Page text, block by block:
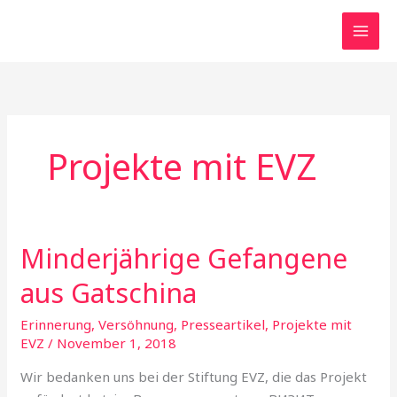
Projekte mit EVZ
Minderjährige Gefangene
aus Gatschina
Erinnerung, Versöhnung, Presseartikel, Projekte mit
EVZ / November 1, 2018
Wir bedanken uns bei der Stiftung EVZ, die das Projekt
Minderjährige
Gefangene
aus
Gatschina